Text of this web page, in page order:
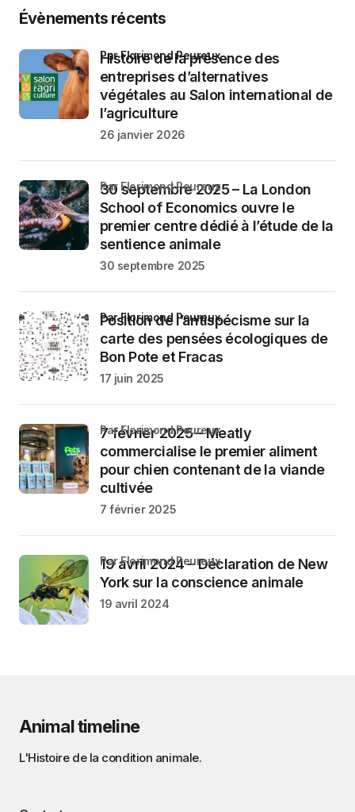
Évènements récents
Histoire de la présence des
entreprises d’alternatives
végétales au Salon international de
l’agriculture
par Florimond Peureux
26 janvier 2026
30 septembre 2025 – La London
School of Economics ouvre le
premier centre dédié à l’étude de la
sentience animale
par Florimond Peureux
30 septembre 2025
Position de l’antispécisme sur la
carte des pensées écologiques de
Bon Pote et Fracas
par Florimond Peureux
17 juin 2025
7 février 2025 – Meatly
commercialise le premier aliment
pour chien contenant de la viande
cultivée
par Florimond Peureux
7 février 2025
19 avril 2024 – Déclaration de New
York sur la conscience animale
par Florimond Peureux
19 avril 2024
Animal timeline
L'Histoire de la condition animale.